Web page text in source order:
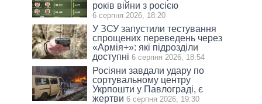
років війни з росією
6 серпня 2026, 18:20
У ЗСУ запустили тестування
спрощених переведень через
«Армія+»: які підрозділи
доступні 6 серпня 2026, 18:54
Росіяни завдали удару по
сортувальному центру
Укрпошти у Павлограді, є
жертви 6 серпня 2026, 19:30